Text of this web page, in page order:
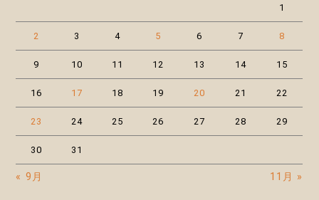
1
2 3 4 5 6 7 8
9 10 11 12 13 14 15
16 17 18 19 20 21 22
23 24 25 26 27 28 29
30 31
« 9月 11月 »